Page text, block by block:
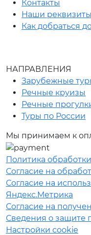
Контакты
Наши реквизиты
Как добраться
НАПРАВЛЕНИЯ
Зарубежные
Речные круизы
Речные
Туры по России
Мы принимаем к
Политика
Согласие на
Согласие на
Яндекс.Метрика
Согласие на
Сведения о защите
Настройки cookie